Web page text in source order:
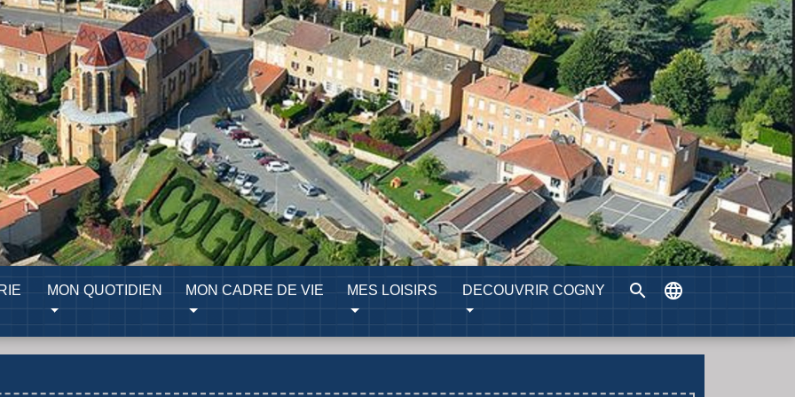
MON QUOTIDIEN MON CADRE DE VIE MES LOISIRS DECOUVRIR COGNY search language